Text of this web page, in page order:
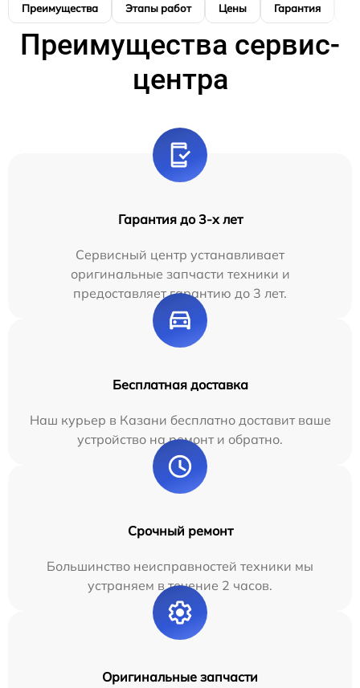
Преимущества Этапы работ Цены Гарантия
Преимущества сервис-
центра
Гарантия до 3-х лет
Сервисный центр устанавливает
оригинальные запчасти техники и
предоставляет гарантию до 3 лет.
Бесплатная доставка
Наш курьер в Казани бесплатно доставит ваше
устройство на ремонт и обратно.
Срочный ремонт
Большинство неисправностей техники мы
устраняем в течение 2 часов.
Оригинальные запчасти